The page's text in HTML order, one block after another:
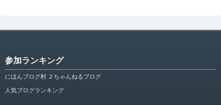
参加ランキング
にほんブログ村 ２ちゃんねるブログ
人気ブログランキング